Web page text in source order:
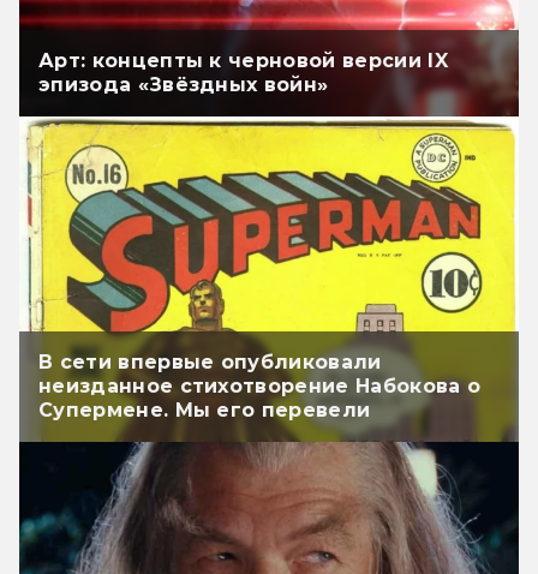
Арт: концепты к черновой версии IX
эпизода «Звёздных войн»
В сети впервые опубликовали
неизданное стихотворение Набокова о
Супермене. Мы его перевели